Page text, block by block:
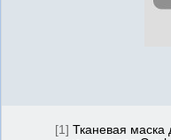
[1] Тканевая маска